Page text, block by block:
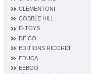
CLEMENTONI
COBBLE HILL
D‐TOYS
DEICO
EDITIONS RICORDI
EDUCA
EEBOO